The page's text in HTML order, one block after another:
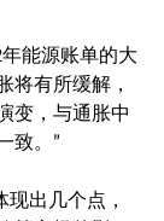
能源账单的大
将有所缓解，
变，与通胀中
致。”
出几个点，